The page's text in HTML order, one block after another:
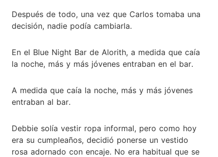
Después de todo, una vez que Carlos tomaba una
decisión, nadie podía cambiarla.
En el Blue Night Bar de Alorith, a medida que caía
la noche, más y más jóvenes entraban en el bar.
A medida que caía la noche, más y más jóvenes
entraban al bar.
Debbie solía vestir ropa informal, pero como hoy
era su cumpleaños, decidió ponerse un vestido
rosa adornado con encaje. No era habitual que se